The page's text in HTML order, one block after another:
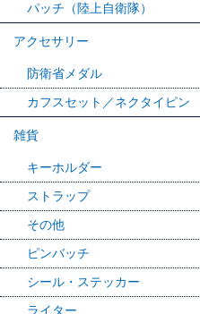
パッチ（陸上自衛隊）
アクセサリー
防衛省メダル
カフスセット／ネクタイピン
雑貨
キーホルダー
ストラップ
その他
ピンバッチ
シール・ステッカー
ライター